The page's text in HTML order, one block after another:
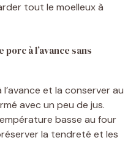
tout le moelleux à
à l’avance sans
et la conserver au
avec un peu de jus.
basse au four
la tendreté et les